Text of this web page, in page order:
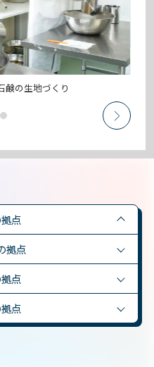
鹸の生地づくり
点
拠点
点
点